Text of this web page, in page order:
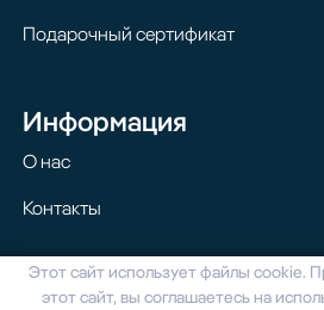
Подарочный сертификат
Информация
О нас
Контакты
© 2024 Homilton. Все
Этот сайт использует файлы cookie.
этот сайт, вы соглашаетесь на